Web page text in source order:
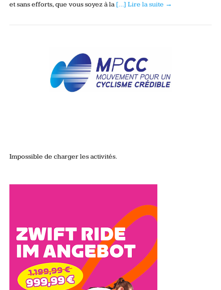
et sans efforts, que vous soyez à la […] Lire la suite →
Impossible de charger les activités.